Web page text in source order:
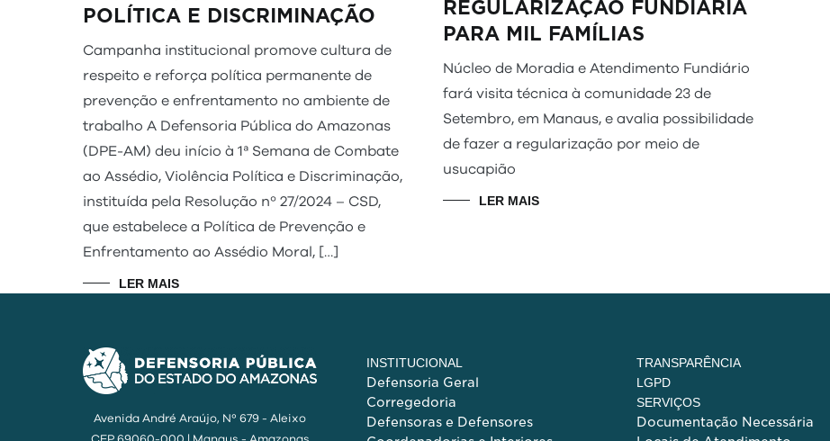
POLÍTICA E DISCRIMINAÇÃO
Campanha institucional promove cultura de
respeito e reforça política permanente de
prevenção e enfrentamento no ambiente de
trabalho A Defensoria Pública do Amazonas
(DPE-AM) deu início à 1ª Semana de Combate
ao Assédio, Violência Política e Discriminação,
instituída pela Resolução nº 27/2024 – CSD,
que estabelece a Política de Prevenção e
Enfrentamento ao Assédio Moral, […]
LER MAIS
REGULARIZAÇÃO FUNDIÁRIA
PARA MIL FAMÍLIAS
Núcleo de Moradia e Atendimento Fundiário
fará visita técnica à comunidade 23 de
Setembro, em Manaus, e avalia possibilidade
de fazer a regularização por meio de
usucapião
LER MAIS
Avenida André Araújo, Nº 679 - Aleixo
INSTITUCIONAL
Defensoria Geral
Corregedoria
Defensoras e Defensores
TRANSPARÊNCIA
LGPD
SERVIÇOS
Documentação Necessária